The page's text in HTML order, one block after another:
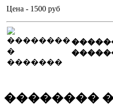
Цена - 1500 руб
��������